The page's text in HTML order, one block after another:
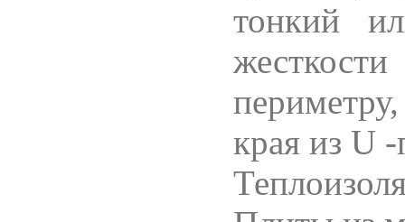
тонкий
края из U